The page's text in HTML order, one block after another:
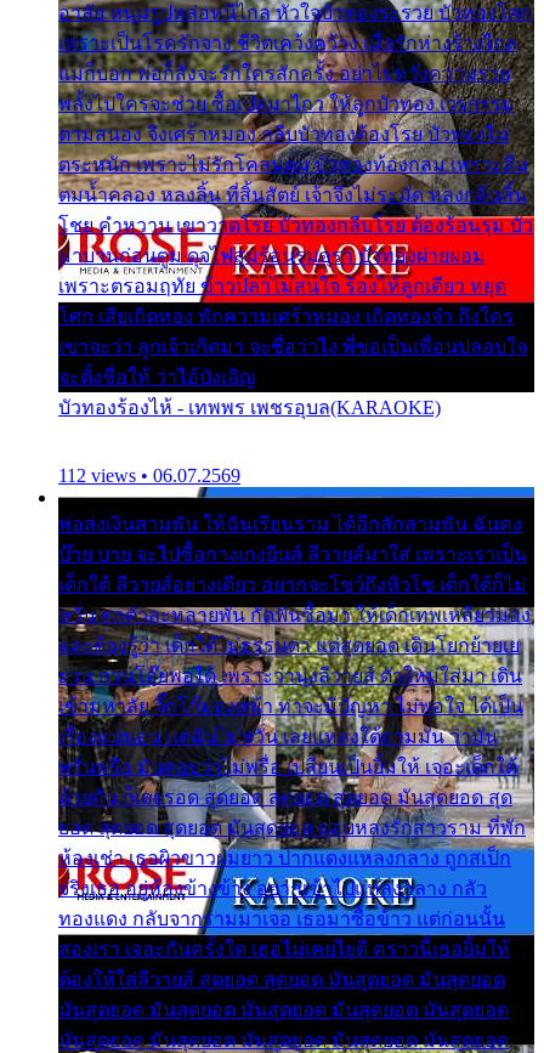
อาลัย หนุ่มรูปหล่อหนีไกล หัวใจบัวทองระรวย บัวทองโศก
เพราะเป็นโรครักจาง ชีวิตเคว้งคว้าง เมื่อรักห่างร้างไกล
แม่ก็บอก พ่อก็สั่งจะรักใครสักครั้ง อย่าไปหวังความรวย
พลั้งไปใครจะช่วย ซื้อเปลมาไกว ให้ลูกบัวทอง เวรกรรม
ตามสนอง จึงเศร้าหมอง กลีบบัวทองต้องโรย บัวทองไม่
ตระหนัก เพราะไม่รักโคลนตม บัวทองท้องกลม เพราะลืม
ตมน้ำคลอง หลงลิ้น ที่สิ้นสัตย์ เจ้าจึงไม่ระมัด หลงกลิ่นลิ้น
โชย คำหวาน เขาวาดโรย บัวทองกลีบโรย ต้องร้อนรุม บัว
มาบานก่อนตูม ดุจไฟสุมร้อนรุมอุรา บัวทองผ่ายผอม
เพราะตรอมฤทัย ข้าวปลาไม่สนใจ ร้องไห้ลูกเดียว หยุด
โศก เสียเถิดทอง พักความเศร้าหมอง เถิดทองจ๋า ถึงใคร
เขาจะว่า ลูกเจ้าเกิดมา จะชื่อว่าไง พี่ขอเป็นเพื่อนปลอบใจ
จะตั้งชื่อให้ ว่าไอ้บังเอิญ
บัวทองร้องไห้ - เทพพร เพชรอุบล(KARAOKE)
112 views • 06.07.2569
พ่อส่งเงินสามพัน ให้ฉันเรียนราม ได้อีกสักสามพัน ฉันคง
บ๊าย บาย จะไปซื้อกางเกงยีนส์ ลีวายส์มาใส่ เพราะเราเป็น
เด็กใต้ ลีวายส์อย่างเดียว อยากจะโชว์ถึงหิวโซ เด็กใต้ก็ไม่
หวั่น ตกตัวละหลายพัน กัดฟันซื้อมา ให้เด็กเทพเหลียวมอง
และต้องรู้ว่า เด็กใต้ไม่ธรรมดา แต่สุดยอด เดินโยกย้ายเย
ยวน กวนโอ๊ยพอได้ เพราะว่านุ่งลีวายส์ ตัวใหม่ใส่มา เดิน
เข้ามหาลัย จิ๊กโก๊มองหน้า ท่าจะมีปัญหา ไม่พอใจ ได้เป็น
เรื่องแน่นอน แต่ฉันไม่หวั่น เลยแหลงใต้ถามมัน ว่ามัน
พรั่นพรือ มันตอบว่าไม่พรื่อ เปลี่ยนเป็นยิ้มให้ เจอะเด็กใต้
ด้วยกัน ก็เลยรอด สุดยอด สุดยอด สุดยอด มันสุดยอด สุด
ยอด สุดยอด สุดยอด มันสุดยอด แอบหลงรักสาวราม ที่พัก
ห้องเช่า เธอผิวขาวผมยาว ปากแดงแหลงกลาง ถูกสเป็ก
จริงเธอ อยู่ห้องข้างข้าง อยากเข้าไปแหลงกลาง กลัว
ทองแดง กลับจากรามมาเจอ เธอมาซื้อข้าว แต่ก่อนนั้น
สองเรา เจอะกันครั้งใด เธอไม่เคยไยดี คราวนี้เธอยิ้มให้
ต้องให้ใส่ลีวายส์ สุดยอด สุดยอด มันสุดยอด มันสุดยอด
มันสุดยอด มันสุดยอด มันสุดยอด มันสุดยอด มันสุดยอด
มันสุดยอด มันสุดยอด มันสุดยอด มันสุดยอด มันสุดยอด